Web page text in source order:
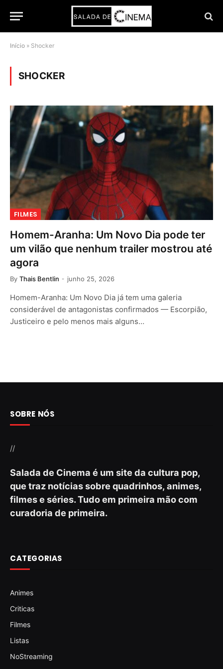
Início » Shocker
SHOCKER
FILMES
Homem-Aranha: Um Novo Dia pode ter
um vilão que nenhum trailer mostrou até
agora
By Thais Bentlin junho 25, 2026
Homem-Aranha: Um Novo Dia já tem uma galeria
considerável de antagonistas confirmados — Escorpião,
Justiceiro e pelo menos mais alguns…
SOBRE NÓS
//
Salada de Cinema é um site da cultura pop,
que traz notícias sobre quadrinhos, animes,
filmes e séries. Tudo em primeira mão com
curadoria de primeira.
CATEGORIAS
Animes
Criticas
Filmes
Listas
NoStreaming